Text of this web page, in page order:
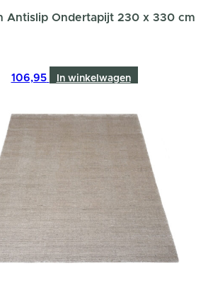
Antislip Ondertapijt 230 x 330 cm
106,95 In winkelwagen